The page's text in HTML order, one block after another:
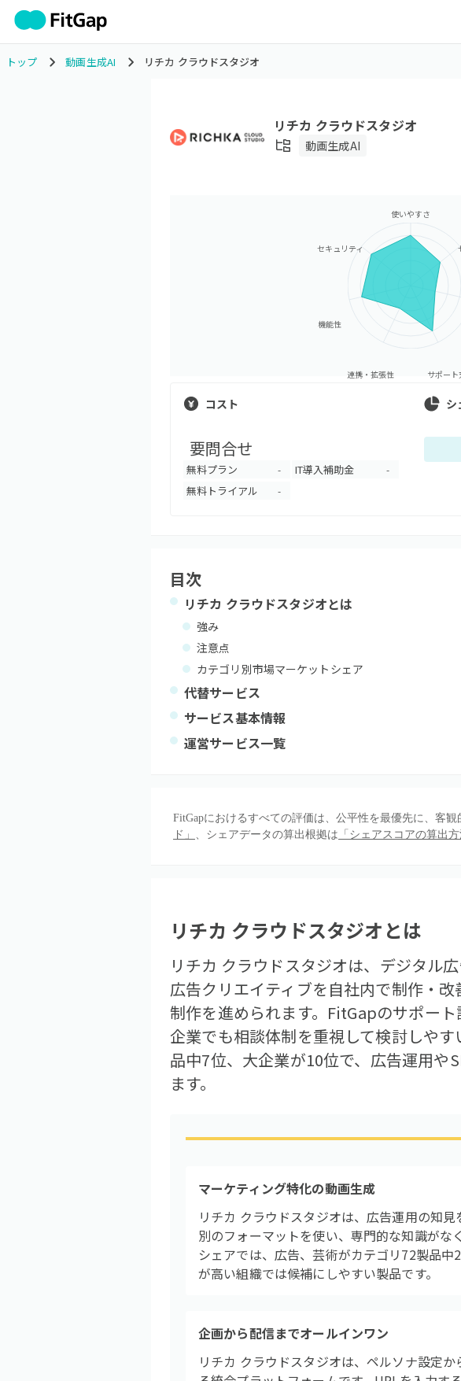
トップ 動画生成AI リチカ クラウドスタジオ
リチカ クラウドスタジオ
動画生成AI
使いやすさ
サポート
連携・拡張性
機能性
セキュリティ
コスト
要問合せ
無料プラン - IT導入補助金 -
無料トライアル -
シ
目次
リチカ クラウドスタジオとは
強み
注意点
カテゴリ別市場マーケットシェア
代替サービス
サービス基本情報
運営サービス一覧
FitGapにおけるすべての評価は、公平性を最優先に、客
ド」 、シェアデータの算出根拠は 「シェアスコアの算出方
リチカ クラウドスタジオ とは
リチカ クラウドスタジオは、デジタル
広告クリエイティブを自社内で制作・
制作を進められます。FitGapのサポー
企業でも相談体制を重視して検討しや
品中7位、大企業が10位で、広告運用や
ます。
マーケティング特化の動画生成
リチカ クラウドスタジオは、広告運用の知
別のフォーマットを使い、専門的な知識が
シェアでは、広告、芸術がカテゴリ72製品
が高い組織では候補にしやすい製品です。
企画から配信までオールインワン
リチカ クラウドスタジオは、ペルソナ設定